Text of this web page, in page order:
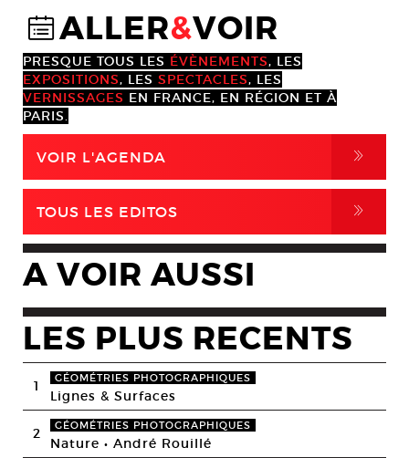
@ALLER&VOIR
PRESQUE TOUS LES ÉVÈNEMENTS, LES
EXPOSITIONS, LES SPECTACLES, LES
VERNISSAGES EN FRANCE, EN RÉGION ET À
PARIS.
VOIR L'AGENDA ,
TOUS LES EDITOS ,
A VOIR AUSSI
LES PLUS RECENTS
1 GÉOMÉTRIES PHOTOGRAPHIQUES
Lignes & Surfaces
2 GÉOMÉTRIES PHOTOGRAPHIQUES
Nature • André Rouillé